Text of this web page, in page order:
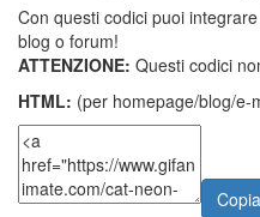
Con questi codici puoi
blog o forum!
ATTENZIONE: Questi codici
HTML: (per homepage/blog/e-
Copia